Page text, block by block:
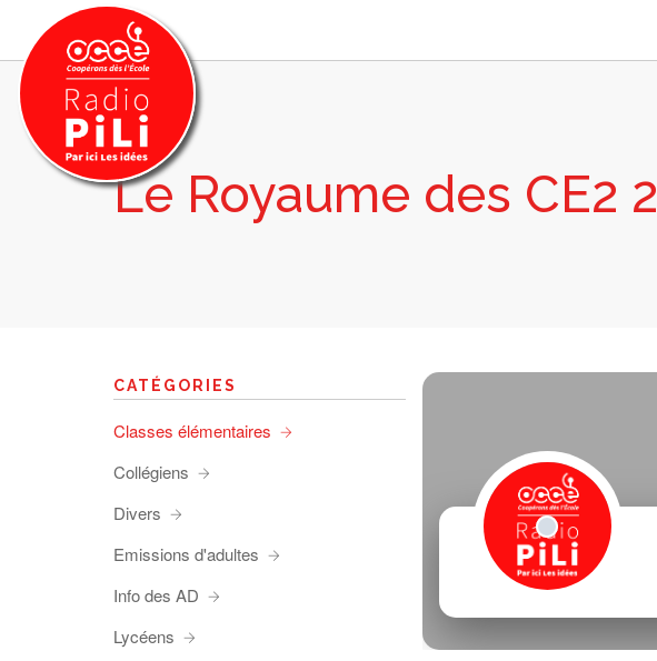
PRÉSENTATION
GRILLE DES PROGRAMMES
RECHERCHER
Le Royaume des CE2 2
CATÉGORIES
Classes élémentaires
Collégiens
Divers
Emissions d'adultes
Info des AD
Lycéens